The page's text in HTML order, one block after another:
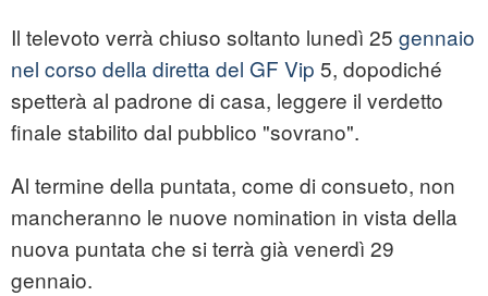
Il televoto verrà chiuso soltanto lunedì 25 gennaio
nel corso della diretta del GF Vip 5, dopodiché
spetterà al padrone di casa, leggere il verdetto
finale stabilito dal pubblico "sovrano".
Al termine della puntata, come di consueto, non
mancheranno le nuove nomination in vista della
nuova puntata che si terrà già venerdì 29
gennaio.